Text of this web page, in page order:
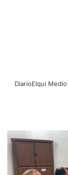
DiarioElqui
u